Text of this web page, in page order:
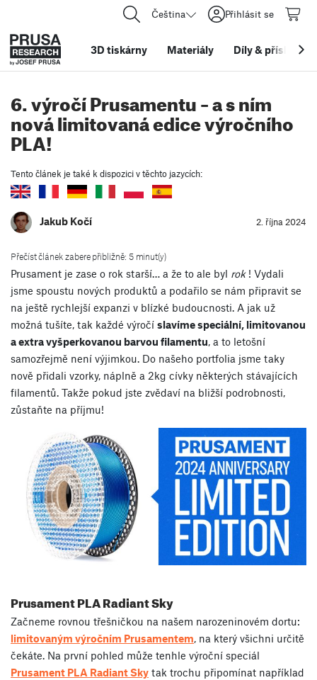
Čeština Přihlásit se
3D tiskárny Materiály Díly&
6. výročí Prusamentu – a s ním
nová limitovaná edice výročního
PLA!
Tento článek je také k dispozici v těchto jazycích:
Jakub Kočí 2. října 2024
Přečíst článek zabere přibližně: 5 minut(y)
Prusament je zase o rok starší… a že to ale byl rok ! Vydali
jsme spoustu nových produktů a podařilo se nám připravit se
na ještě rychlejší expanzi v blízké budoucnosti. A jak už
možná tušíte, tak každé výročí slavíme speciální, limitovanou
a extra vyšperkovanou barvou filamentu, a to letošní
samozřejmě není výjimkou. Do našeho portfolia jsme taky
nově přidali vzorky, náplně a 2kg cívky některých stávajících
filamentů. Takže pokud jste zvědaví na bližší podrobnosti,
zůstaňte na příjmu!
Prusament PLA Radiant Sky
Začneme rovnou třešničkou na našem narozeninovém dortu:
limitovaným výročním Prusamentem, na který všichni určitě
čekáte. Na první pohled může tenhle výroční speciál
Prusament PLA Radiant Sky tak trochu připomínat například